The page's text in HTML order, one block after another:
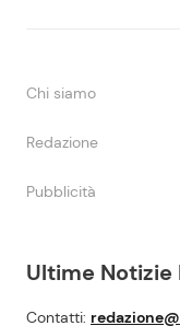
Ultime Notizie
Contatti:
Chi siamo
Redazione
Pubblicità